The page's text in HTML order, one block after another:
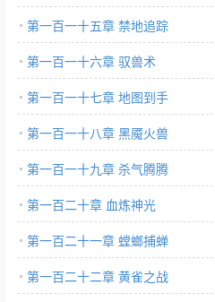
第一百一十五章 禁地追踪
第一百一十六章 驭兽术
第一百一十七章 地图到手
第一百一十八章 黑魇火兽
第一百一十九章 杀气腾腾
第一百二十章 血炼神光
第一百二十一章 螳螂捕蝉
第一百二十二章 黄雀之战